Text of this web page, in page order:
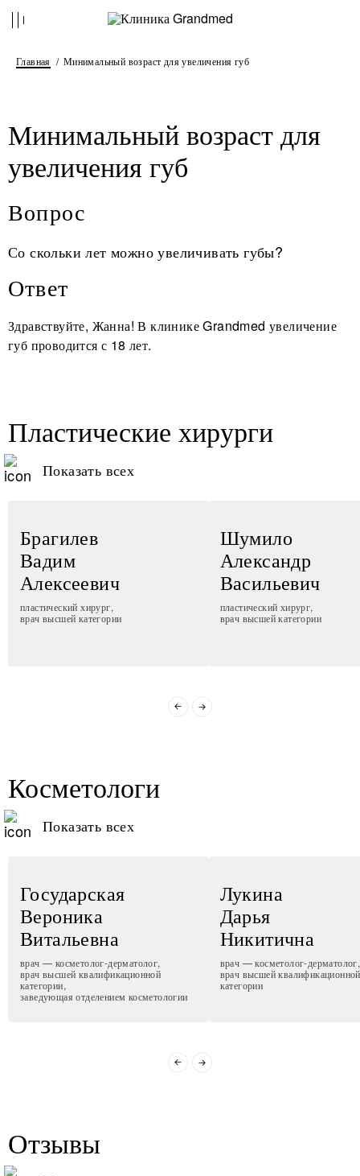
Главная Минимальный возраст для увеличения губ
Минимальный возраст для
увеличения губ
Вопрос
Со скольки лет можно увеличивать губы?
Ответ
Здравствуйте, Жанна! В клинике Grandmed увеличение
губ проводится с 18 лет.
Пластические хирурги
Показать всех
Брагилев
Вадим
Алексеевич
пластический хирург,
врач высшей категории
Шумило
Александр
Васильевич
пластический хирург,
врач высшей категории
Косметологи
Показать всех
Государская
Вероника
Витальевна
врач — косметолог-дерматолог,
врач высшей квалификационной
категории,
заведующая отделением косметологии
Лукина
Дарья
Никитична
врач — косметолог-дерматолог,
врач высшей квалификационной
категории
Отзывы